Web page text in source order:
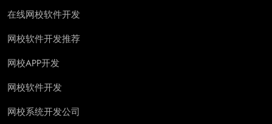
在线网校软件开发
网校软件开发推荐
网校APP开发
网校软件开发
网校系统开发公司